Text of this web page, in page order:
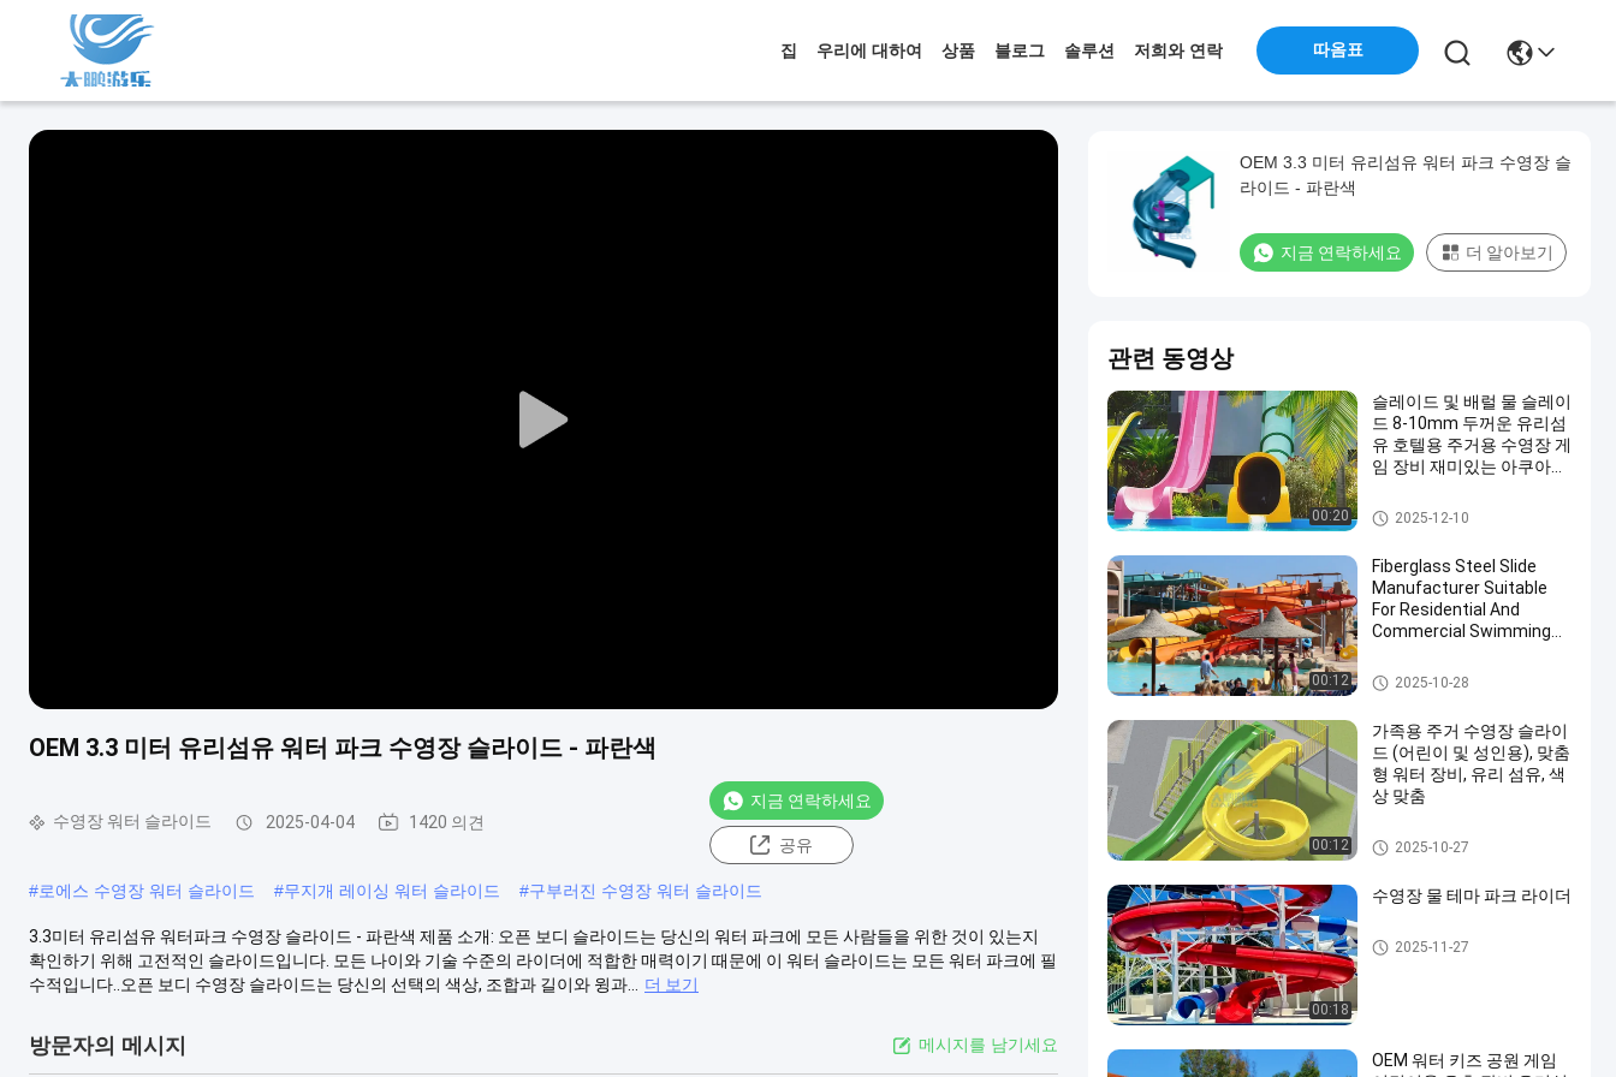
집 우리에 대하여 상품 블로그 솔루션 저희와 연락 따옴표
Play
OEM 3.3 미터 유리섬유 워터 파크 수영장 슬라이드 - 파란색
수영장 워터 슬라이드 2025-04-04 1420 의견
지금 연락하세요
공유
#로에스 수영장 워터 슬라이드 #무지개 레이싱 워터 슬라이드 #구부러진 수영장 워터 슬라이드
3.3미터 유리섬유 워터파크 수영장 슬라이드 - 파란색 제품 소개: 오픈 보디 슬라이드는 당신의 워터 파크에 모든 사람들을 위한 것이 있는지
확인하기 위해 고전적인 슬라이드입니다. 모든 나이와 기술 수준의 라이더에 적합한 매력이기 때문에 이 워터 슬라이드는 모든 워터 파크에 필
수적입니다..오픈 보디 수영장 슬라이드는 당신의 선택의 색상, 조합과 길이와 윙과...
더 보기
방문자의 메시지 메시지를 남기세요
OEM 3.3 미터 유리섬유 워터 파크 수영장 슬
라이드 - 파란색
지금 연락하세요 더 알아보기
관련 동영상
00:20
슬레이드 및 배럴 물 슬레이
드 8-10mm 두꺼운 유리섬
유 호텔용 주거용 수영장 게
임 장비 재미있는 아쿠아파
수영장 워터 슬라이드
2025-12-10
00:12
Fiberglass Steel Slide
Manufacturer Suitable
For Residential And
Commercial Swimming
More Than 10 Years Use
워터 파크 슬라이드
2025-10-28
00:12
가족용 주거 수영장 슬라이
드 (어린이 및 성인용), 맞춤
형 워터 장비, 유리 섬유, 색
상 맞춤
아쿠아 파크
2025-10-27
00:18
수영장 물 테마 파크 라이더
수영장 워터 슬라이드
2025-11-27
OEM 워터 키즈 공원 게임